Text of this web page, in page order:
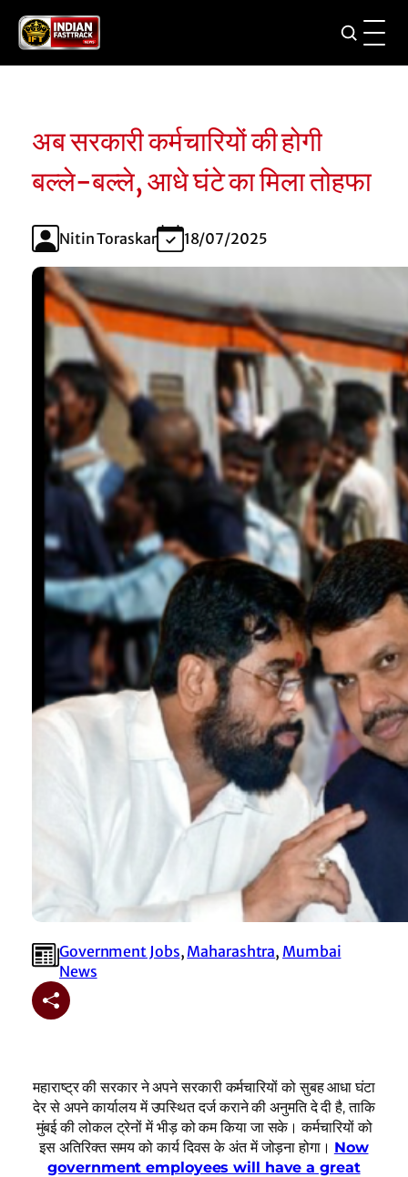
अब सरकारी कर्मचारियों की होगी
बल्ले-बल्ले, आधे घंटे का मिला तोहफा
Nitin Toraskar 18/07/2025
Government Jobs, Maharashtra, Mumbai
News
महाराष्ट्र की सरकार ने अपने सरकारी कर्मचारियों को सुबह आधा घंटा
देर से अपने कार्यालय में उपस्थित दर्ज कराने की अनुमति दे दी है, ताकि
मुंबई की लोकल ट्रेनों में भीड़ को कम किया जा सके। कर्मचारियों को
इस अतिरिक्त समय को कार्य दिवस के अंत में जोड़ना होगा। Now
government employees will have a great